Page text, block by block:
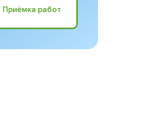
Приёмка работ